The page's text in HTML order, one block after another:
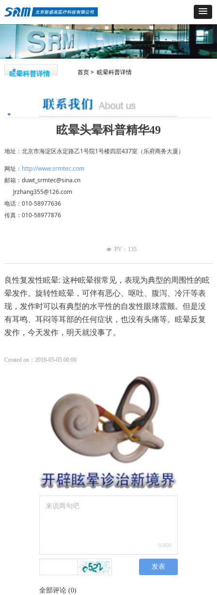
地址：北京市海淀区永定路乙1号院1号楼四层437室（乐府商务大厦）
网址： http://www.srmtec.com
邮箱：duwt_srmtec@sina.cn
Jrzhang355@126.com
电话：010-58977636
传真：010-58977876
眩晕科普详情 首页 > 眩晕科普详情
良性复发性眩晕: 这种眩晕很常见，表现为典型的周围性的眩
晕发作。旋转性眩晕，可伴有恶心、呕吐、腹泻、冷汗等表
现，发作时可以有典型的水平性的自发性眼球震颤。但是没
有耳鸣、耳闷等耳部的任何症状，也没有头痛等。眩晕反复
发作，今天发作，明天就没事了。
眩晕头晕科普精华49
Created on： 2016-05-05 00:00
넶 PV： 135
0/400
发表
全部评论(0)